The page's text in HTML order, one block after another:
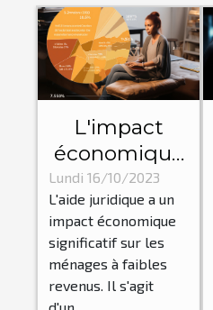
L'impact
économique
de l'aide
juridique sur
les ménages
à faibles
revenus
Lundi 16/10/2023
L'aide juridique a un
impact économique
significatif sur les
ménages à faibles
revenus. Il s'agit